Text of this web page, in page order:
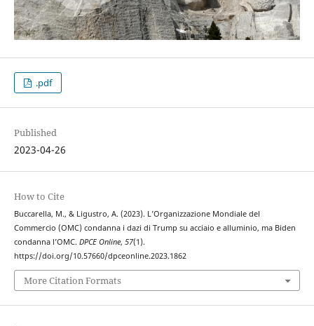
.pdf
Published
2023-04-26
How to Cite
Buccarella, M., & Ligustro, A. (2023). L’Organizzazione Mondiale del
Commercio (OMC) condanna i dazi di Trump su acciaio e alluminio, ma Biden
condanna l’OMC. DPCE Online, 57(1).
https://doi.org/10.57660/dpceonline.2023.1862
More Citation Formats